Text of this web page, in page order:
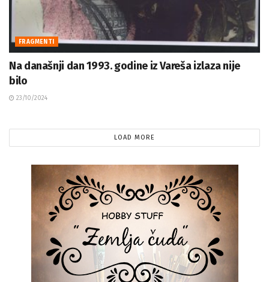
FRAGMENTI
Na današnji dan 1993. godine iz Vareša izlaza nije
bilo
23/10/2024
LOAD MORE